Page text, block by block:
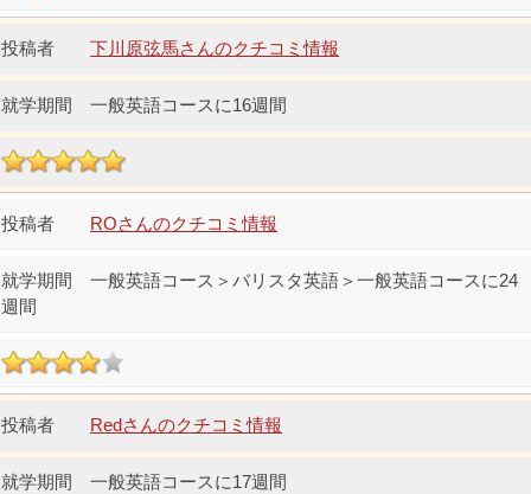
下川原弦馬さんのクチコミ情報
一般英語コースに16週間
ROさんのクチコミ情報
一般英語コース＞バリスタ英語＞一般英語コースに24
週間
Redさんのクチコミ情報
一般英語コースに17週間